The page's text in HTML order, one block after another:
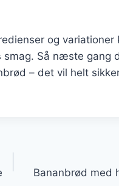
og variationer
Så næste gang
– det vil helt
Bananbrød med